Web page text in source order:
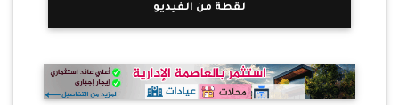
لقطة من الفيديو